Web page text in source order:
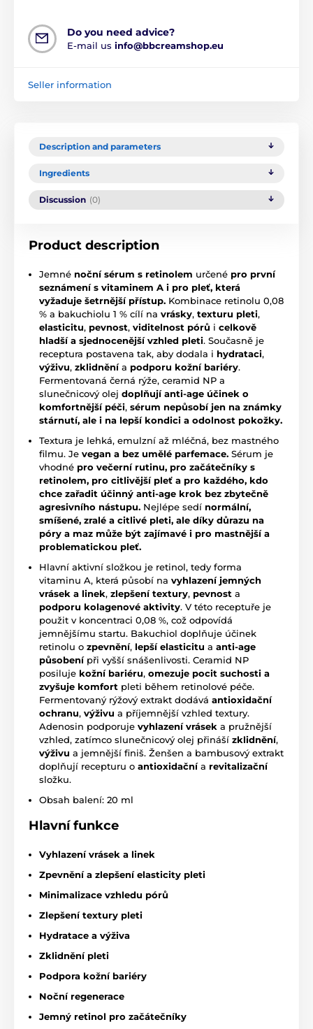
Do you need advice?
E-mail us info@bbcreamshop.eu
Seller information
Description and parameters
Ingredients
Discussion (0)
Product description
Jemné noční sérum s retinolem určené pro první
seznámení s vitaminem A i pro pleť, která
vyžaduje šetrnější přístup. Kombinace retinolu 0,08
% a bakuchiolu 1 % cílí na vrásky, texturu pleti,
elasticitu, pevnost, viditelnost pórů i celkově
hladší a sjednocenější vzhled pleti. Současně je
receptura postavena tak, aby dodala i hydrataci,
výživu, zklidněnía podporu kožní bariéry.
Fermentovaná černá rýže, ceramid NP a
slunečnicový olej doplňují anti-age účinek o
komfortnější péči, sérum nepůsobí jen na známky
stárnutí, ale i na lepší kondici a odolnost pokožky.
Textura je lehká, emulzní až mléčná, bez mastného
filmu. Je vegan a bez umělé parfemace. Sérum je
vhodné pro večerní rutinu, pro začátečníky s
retinolem, pro citlivější pleť a pro každého, kdo
chce zařadit účinný anti-age krok bez zbytečně
agresivního nástupu. Nejlépe sedí normální,
smíšené, zralé a citlivé pleti, ale díky důrazu na
póry a maz může být zajímavé i pro mastnější a
problematickou pleť.
Hlavní aktivní složkou je retinol, tedy forma
vitaminu A, která působí na vyhlazení jemných
vrásek a linek, zlepšení textury, pevnost a
podporu kolagenové aktivity. V této receptuře je
použit v koncentraci 0,08 %, což odpovídá
jemnějšímu startu. Bakuchiol doplňuje účinek
retinolu o zpevnění, lepší elasticitu a anti-age
působenípři vyšší snášenlivosti. Ceramid NP
posiluje kožní bariéru, omezuje pocit suchosti a
zvyšuje komfort pleti během retinolové péče.
Fermentovaný rýžový extrakt dodává antioxidační
ochranu, výživu a příjemnější vzhled textury.
Adenosin podporuje vyhlazení vrásek a pružnější
vzhled, zatímco slunečnicový olej přináší zklidnění,
výživu a jemnější finiš. Ženšen a bambusový extrakt
doplňují recepturu o antioxidačnía revitalizační
složku.
Obsah balení: 20 ml
Hlavní funkce
Vyhlazení vrásek a linek
Zpevnění a zlepšení elasticity pleti
Minimalizace vzhledu pórů
Zlepšení textury pleti
Hydratace a výživa
Zklidnění pleti
Podpora kožní bariéry
Noční regenerace
Jemný retinol pro začátečníky